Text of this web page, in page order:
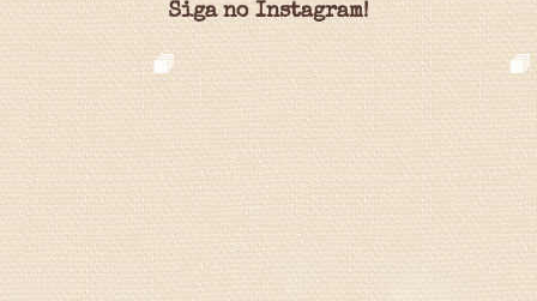
Siga no Instagram!